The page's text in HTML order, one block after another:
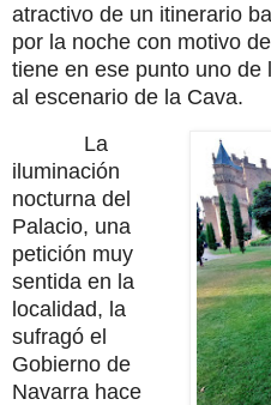
atractivo de un itinerario
por la noche con motivo
tiene en ese punto uno
al escenario de la Cava.
La
iluminación
nocturna del
Palacio, una
petición muy
sentida en la
localidad, la
sufragó el
Gobierno de
Navarra hace